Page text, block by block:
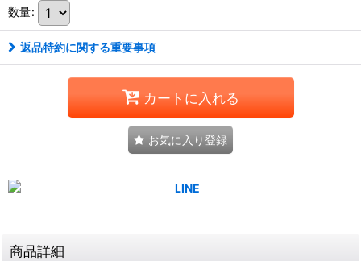
数量:
返品特約に関する重要事項
カートに入れる
お気に入り登録
商品詳細